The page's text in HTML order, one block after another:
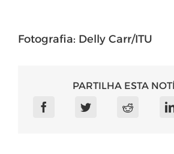
Fotografia: Delly Carr/ITU
PARTILHA ESTA